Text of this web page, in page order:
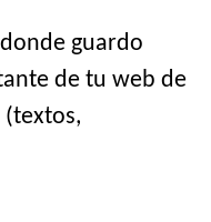
guardo
de tu web de